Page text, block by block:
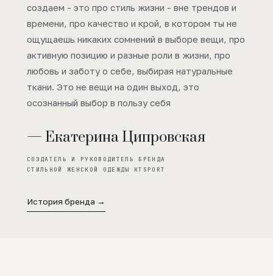
создаем - это про стиль жизни - вне трендов и
времени, про качество и крой, в котором ты не
ощущаешь никаких сомнений в выборе вещи, про
активную позицию и разные роли в жизни, про
любовь и заботу о себе, выбирая натуральные
ткани. Это не вещи на один выход, это
осознанный выбор в пользу себя
— Екатерина Ципровская
СОЗДАТЕЛЬ И РУКОВОДИТЕЛЬ БРЕНДА
СТИЛЬНОЙ ЖЕНСКОЙ ОДЕЖДЫ KTSPORT
История бренда →